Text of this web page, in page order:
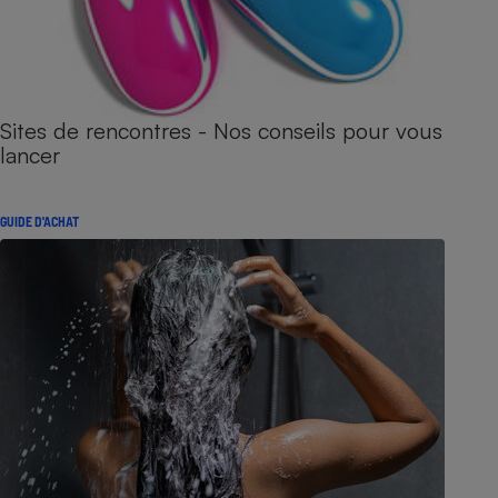
Sites de rencontres - Nos conseils pour vous
lancer
GUIDE D'ACHAT